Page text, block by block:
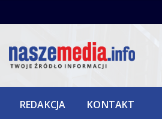
do
REDAKCJA KONTAKT